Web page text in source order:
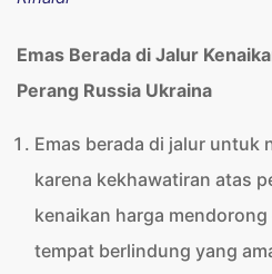
Emas Berada di Jalur
Perang Russia Ukraina
Emas berada di jalur untuk
karena kekhawatiran atas
kenaikan harga
tempat berlindung yang